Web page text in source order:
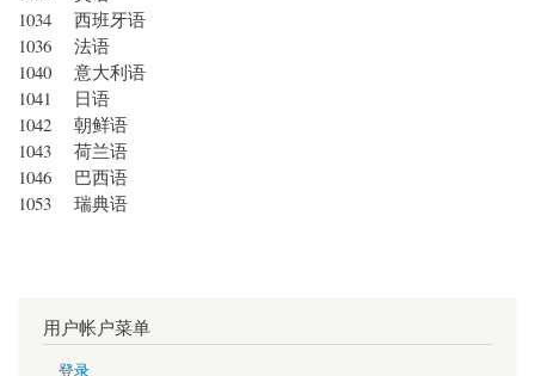
1034 西班牙语
1036 法语
1040 意大利语
1041 日语
1042 朝鲜语
1043 荷兰语
1046 巴西语
1053 瑞典语
用户帐户菜单
登录